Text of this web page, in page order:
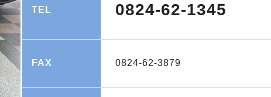
TEL 0824-62-1345
FAX 0824-62-3879